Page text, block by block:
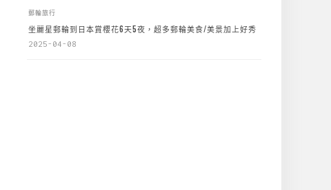
郵輪旅行
坐麗星郵輪到日本賞櫻花6天5夜，超多郵輪美食/美景加上好秀
2025-04-08